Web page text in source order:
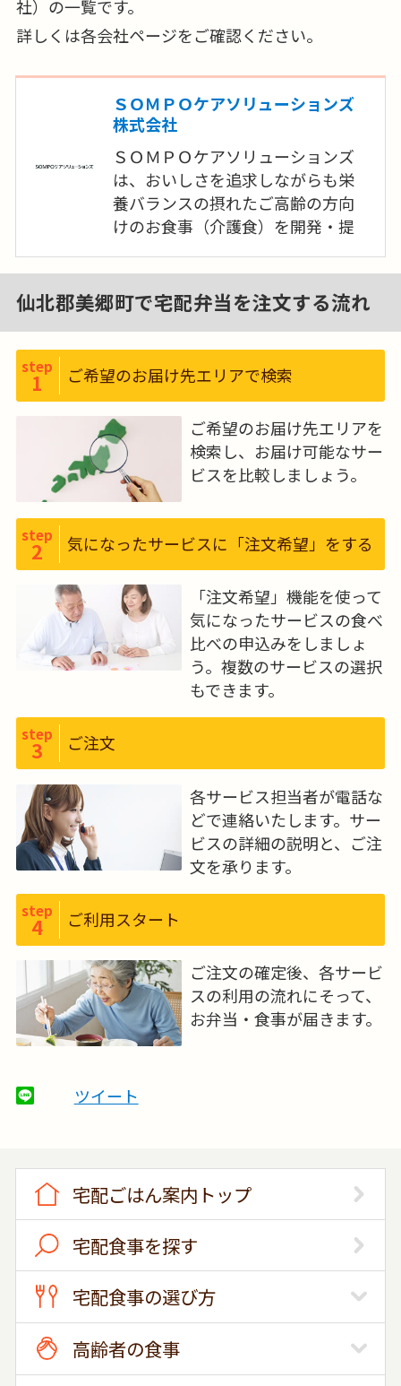
社）の一覧です。
詳しくは各会社ページをご確認ください。
ＳＯＭＰＯケアソリューションズ
株式会社
ＳＯＭＰＯケアソリューションズ
は、おいしさを追求しながらも栄
養バランスの摂れたご高齢の方向
けのお食事（介護食）を開発・提
齢者施設で培ったノウハウを生か
し開発した完全調理済み冷凍惣菜
「食楽膳」を全国にお届けします。
態をお食事で楽しみながら予防す
ることをコンセプトとした新商品
「食楽膳プラス」を販売開始してい
ます。栄養バランスは勿論、ご高齢
の方にとって食べやすい味付け、軟
らかさにこだわった商品です。
仙北郡美郷町で宅配弁当を注文する流れ
step
1 ご希望のお届け先エリアで検索
ご希望のお届け先エリアを
検索し、お届け可能なサー
ビスを比較しましょう。
step
2 気になったサービスに「注文希望」をする
「注文希望」機能を使って
気になったサービスの食べ
比べの申込みをしましょ
う。複数のサービスの選択
もできます。
step
3 ご注文
各サービス担当者が電話な
どで連絡いたします。サー
ビスの詳細の説明と、ご注
文を承ります。
step
4 ご利用スタート
ご注文の確定後、各サービ
スの利用の流れにそって、
お弁当・食事が届きます。
ツイート
宅配ごはん案内トップ
宅配食事を探す
宅配食事の選び方
高齢者の食事